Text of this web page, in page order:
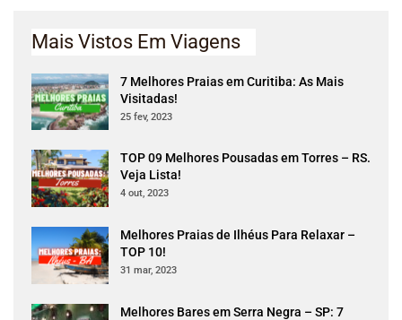
Mais Vistos Em Viagens
7 Melhores Praias em Curitiba: As Mais
Visitadas!
25 fev, 2023
TOP 09 Melhores Pousadas em Torres – RS.
Veja Lista!
4 out, 2023
Melhores Praias de Ilhéus Para Relaxar –
TOP 10!
31 mar, 2023
Melhores Bares em Serra Negra – SP: 7